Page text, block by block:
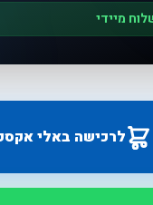
מיידי
לרכישה באלי